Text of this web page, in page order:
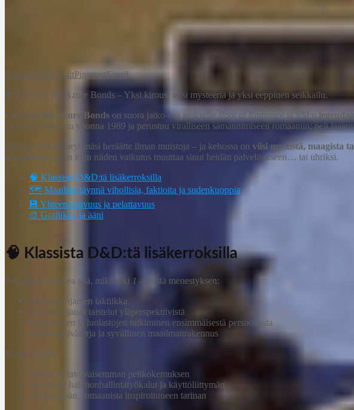
FacebookX RedditPinterestEmail
🔷 Curse of the Azure Bonds – Yksi kirous, viisi mysteeriä ja yksi eeppinen seikkailu.
Curse of the Azure Bonds on suora jatko-osa teokselle Pool of Radiance ja SSI:n
ruudulla. Julkaistu vuonna 1989 ja perustuu viralliseen samannimiseen romaaniin; peli
Sinä ja seikkailijaryhmäsi heräätte ilman muistoja – ja kehossa on viisi mystistä, maagista
kerrallaan ennen kuin niiden vaikutus muuttaa sinut heidän palvelijakseen… tai uhriksi.
🧠 Klassista D&D:tä lisäkerroksilla
🗺️ Maailma täynnä vihollisia, faktioita ja sudenkuoppia
💾 Yhteensopivuus ja pelattavuus
🎨 Grafiikka ja ääni
🧠 Klassista D&D:tä lisäkerroksilla
Peli jatkaa kaikkea sitä, mikä teki 1 -pelistä menestyksen:
Ryhmäpohjainen taktiikka
Vuoropohjaiset taistelut yläperspektiivistä
Kaupunkien ja luolastojen tutkiminen ensimmäisestä persoonasta
Tehtäväpäiväkirja ja syvällinen maailmanrakennus
Mutta 1 lisää:
Entistä virtaviivaisemman pelikokemuksen
Paremmat hahmonhallintatyökalut ja käyttöliittymän
Eepisemmän, romaanista inspiroituneen tarinan